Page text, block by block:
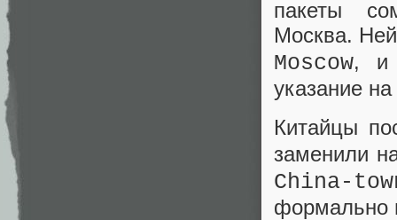
пакеты
Москва.
Moscow, и
указание
Китайцы
заменили
China-
формально